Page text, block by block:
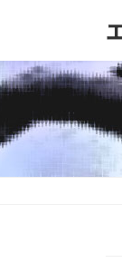
ン
ツ
ス
ー
シ
ン